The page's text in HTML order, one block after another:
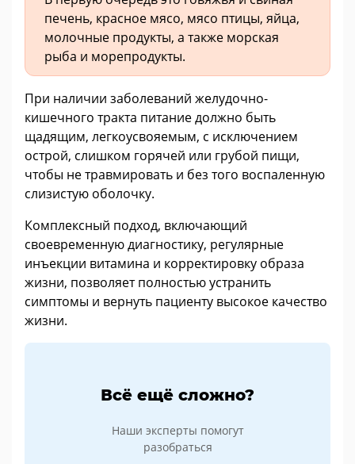
печень, красное мясо, мясо птицы, яйца,
молочные продукты, а также морская
рыба и морепродукты.
При наличии заболеваний желудочно-
кишечного тракта питание должно быть
щадящим, легкоусвояемым, с исключением
острой, слишком горячей или грубой пищи,
чтобы не травмировать и без того воспаленную
слизистую оболочку.
Комплексный подход, включающий
своевременную диагностику, регулярные
инъекции витамина и корректировку образа
жизни, позволяет полностью устранить
симптомы и вернуть пациенту высокое качество
жизни.
Всё ещё сложно?
Наши эксперты помогут
разобраться